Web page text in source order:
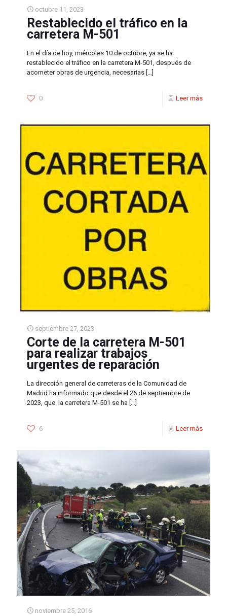
octubre 11, 2023
Restablecido el tráfico en la
carretera M-501
En el día de hoy, miércoles 10 de octubre, ya se ha
restablecido el tráfico en la carretera M-501, después de
acometer obras de urgencia, necesarias […]
0 Leer más
septiembre 27, 2023
Corte de la carretera M-501
para realizar trabajos
urgentes de reparación
La dirección general de carreteras de la Comunidad de
Madrid ha informado que desde el 26 de septiembre de
2023, que la carretera M-501 se ha […]
6 Leer más
noviembre 25, 2016